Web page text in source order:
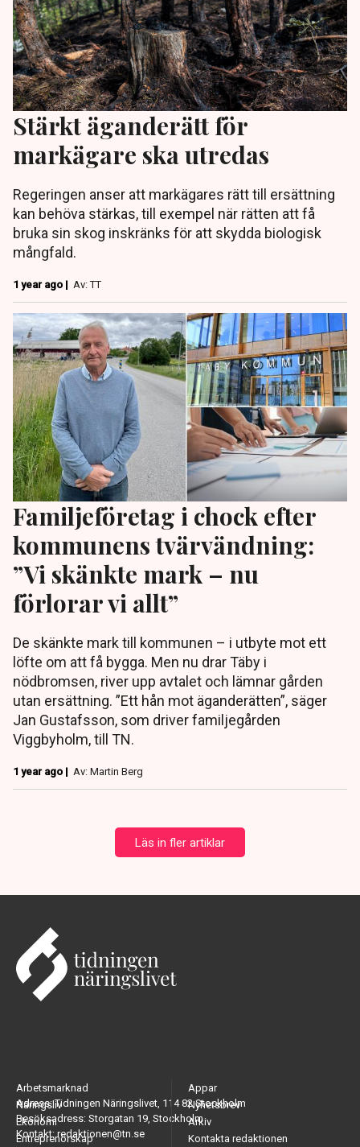
Stärkt äganderätt för
markägare ska utredas
Regeringen anser att markägares rätt till ersättning
kan behöva stärkas, till exempel när rätten att få
bruka sin skog inskränks för att skydda biologisk
mångfald.
1 year ago | Av: TT
Familjeföretag i chock efter
kommunens tvärvändning:
”Vi skänkte mark – nu
förlorar vi allt”
De skänkte mark till kommunen – i utbyte mot ett
löfte om att få bygga. Men nu drar Täby i
nödbromsen, river upp avtalet och lämnar gården
utan ersättning. ”Ett hån mot äganderätten”, säger
Jan Gustafsson, som driver familjegården
Viggbyholm, till TN.
1 year ago | Av: Martin Berg
Läs in fler artiklar
Adress: Tidningen Näringslivet, 114 82 Stockholm
Besöksadress: Storgatan 19, Stockholm
Kontakt: redaktionen@tn.se
Arbetsmarknad
Näringsliv
Ekonomi
Entreprenörskap
Appar
Nyhetsbrev
Arkiv
Kontakta redaktionen